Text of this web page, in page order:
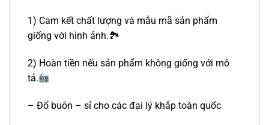
1) Cam kết chất lượng và mẫu mã sản phẩm
giống với hình ảnh.🏞
2) Hoàn tiền nếu sản phẩm không giống với mô
tả.
– Đổ buôn – sỉ cho các đại lý khắp toàn quốc